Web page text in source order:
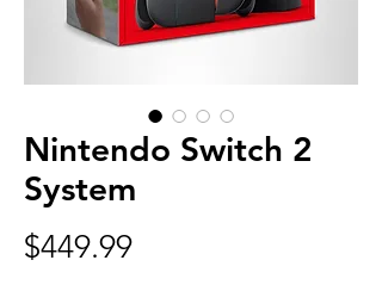
Nintendo Switch 2
System
$449.99Precio